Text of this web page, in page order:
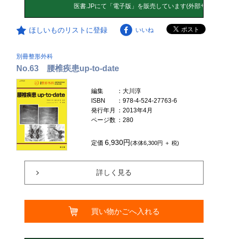
ほしいものリストに登録 いいね
別冊整形外科
No.63 腰椎疾患up-to-date
編集
：大川淳
ISBN
：978-4-524-27763-6
発行年月
：2013年4月
ページ数 ：280
定価6,930円(本体6,300円 ＋ 税)
詳しく見る
買い物かごへ入れる